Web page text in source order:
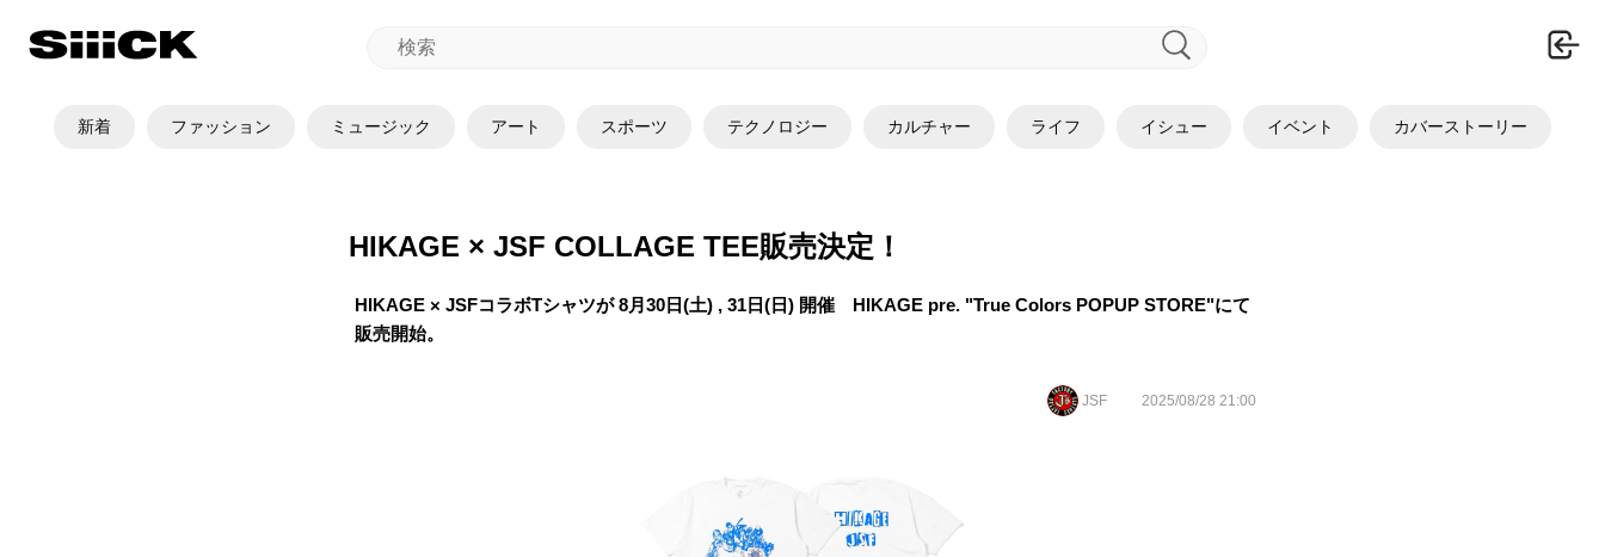
新着 ファッション ミュージック アート スポーツ テクノロジー カルチャー ライフ イシュー イベント カバーストーリー
HIKAGE × JSF COLLAGE TEE販売決定！
HIKAGE × JSFコラボTシャツが 8月30日(土) , 31日(日) 開催 HIKAGE pre. "True Colors POPUP STORE"にて
販売開始。
JSF 2025/08/28 21:00